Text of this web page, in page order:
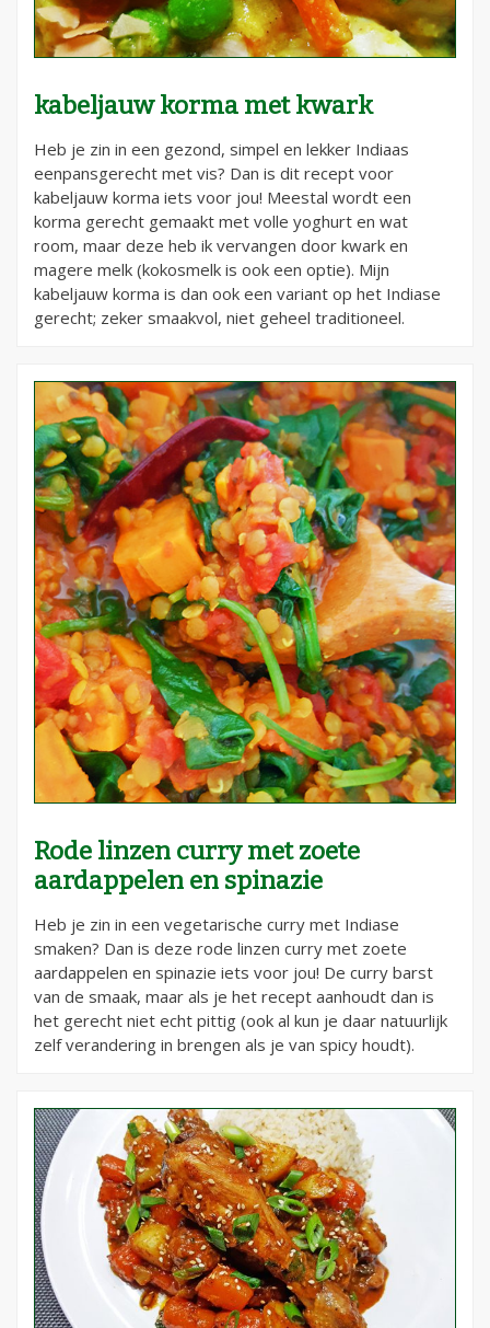
kabeljauw korma met kwark
Heb je zin in een gezond, simpel en lekker Indiaas
eenpansgerecht met vis? Dan is dit recept voor
kabeljauw korma iets voor jou! Meestal wordt een
korma gerecht gemaakt met volle yoghurt en wat
room, maar deze heb ik vervangen door kwark en
magere melk (kokosmelk is ook een optie). Mijn
kabeljauw korma is dan ook een variant op het Indiase
gerecht; zeker smaakvol, niet geheel traditioneel.
Rode linzen curry met zoete
aardappelen en spinazie
Heb je zin in een vegetarische curry met Indiase
smaken? Dan is deze rode linzen curry met zoete
aardappelen en spinazie iets voor jou! De curry barst
van de smaak, maar als je het recept aanhoudt dan is
het gerecht niet echt pittig (ook al kun je daar natuurlijk
zelf verandering in brengen als je van spicy houdt).